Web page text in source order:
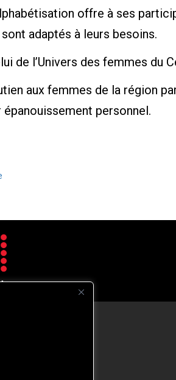
offre à ses
adaptés à leurs besoins.
de l’Univers des femmes
aux femmes de la région
personnel.